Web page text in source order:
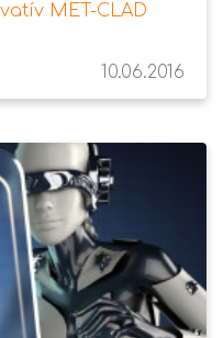
MET-CLAD
10.06.2016